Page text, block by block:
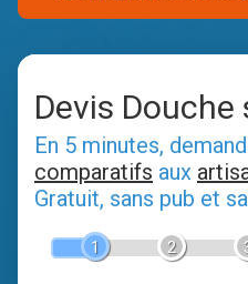
Devis Douche
En 5 minutes,
comparatifs aux
Gratuit, sans pub et
1 2